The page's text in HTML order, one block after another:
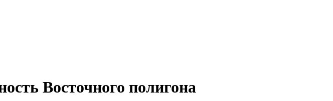
Восточного полигона